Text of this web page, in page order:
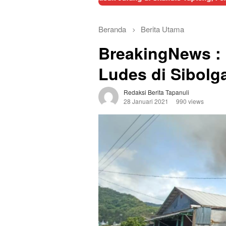
Beranda Berita Utama
BreakingNews
Ludes di
Redaksi Berita Tapanuli
28 Januari 2021
990 views